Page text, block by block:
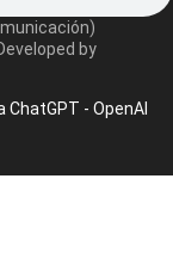
by
- OpenAI